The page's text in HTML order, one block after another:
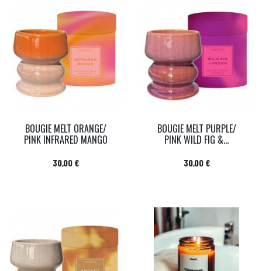
BOUGIE MELT ORANGE/
PINK INFRARED MANGO
Prix
30,00 €
BOUGIE MELT PURPLE/
PINK WILD FIG &...
Prix
30,00 €